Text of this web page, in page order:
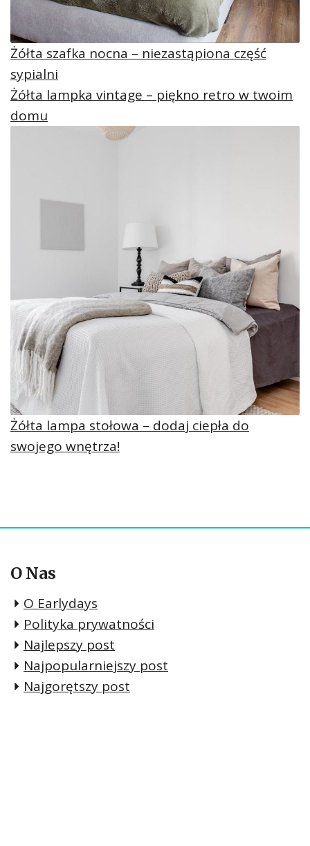
Żółta szafka nocna – niezastąpiona część
sypialni
Żółta lampka vintage – piękno retro w twoim
domu
Żółta lampa stołowa – dodaj ciepła do
swojego wnętrza!
O Nas
O Earlydays
Polityka prywatności
Najlepszy post
Najpopularniejszy post
Najgorętszy post